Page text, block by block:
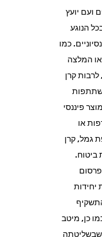
ועם יועץ
הנוגע
כמו
המלצה
קרן
פיננסי
או
גמל, קרן
ביטוח.
פרסום
יחידות
כן, מיטב
שבשליטתה